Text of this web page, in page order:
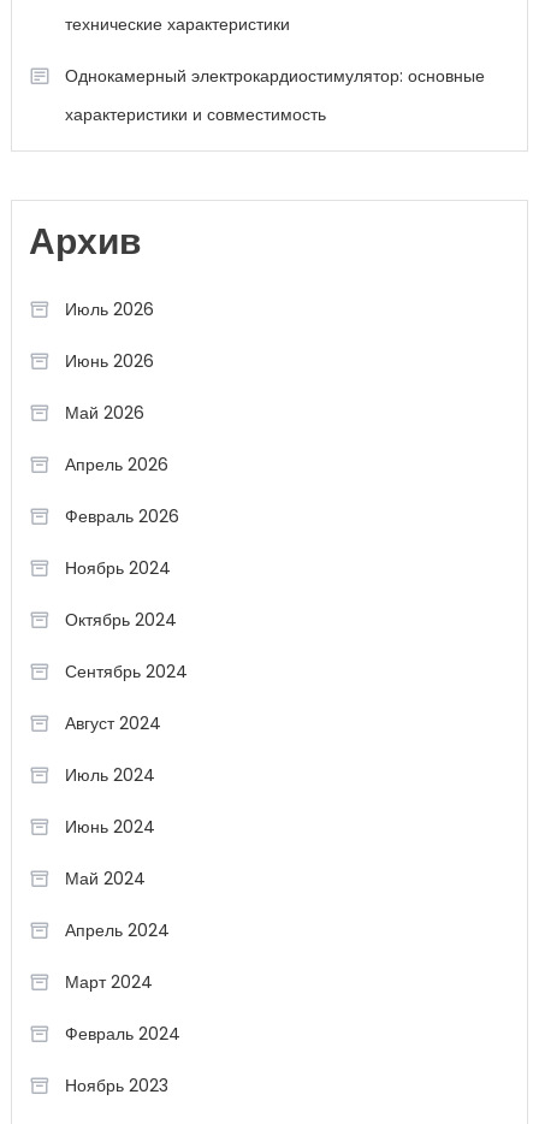
технические характеристики
Однокамерный электрокардиостимулятор: основные
характеристики и совместимость
Архив
Июль 2026
Июнь 2026
Май 2026
Апрель 2026
Февраль 2026
Ноябрь 2024
Октябрь 2024
Сентябрь 2024
Август 2024
Июль 2024
Июнь 2024
Май 2024
Апрель 2024
Март 2024
Февраль 2024
Ноябрь 2023